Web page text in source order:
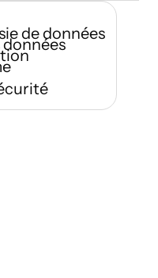
de données